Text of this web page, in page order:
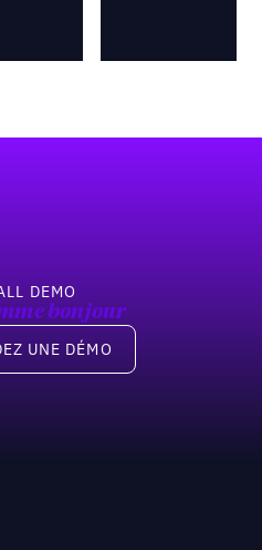
DEMO
bonjour
démo
UNE DÉMO